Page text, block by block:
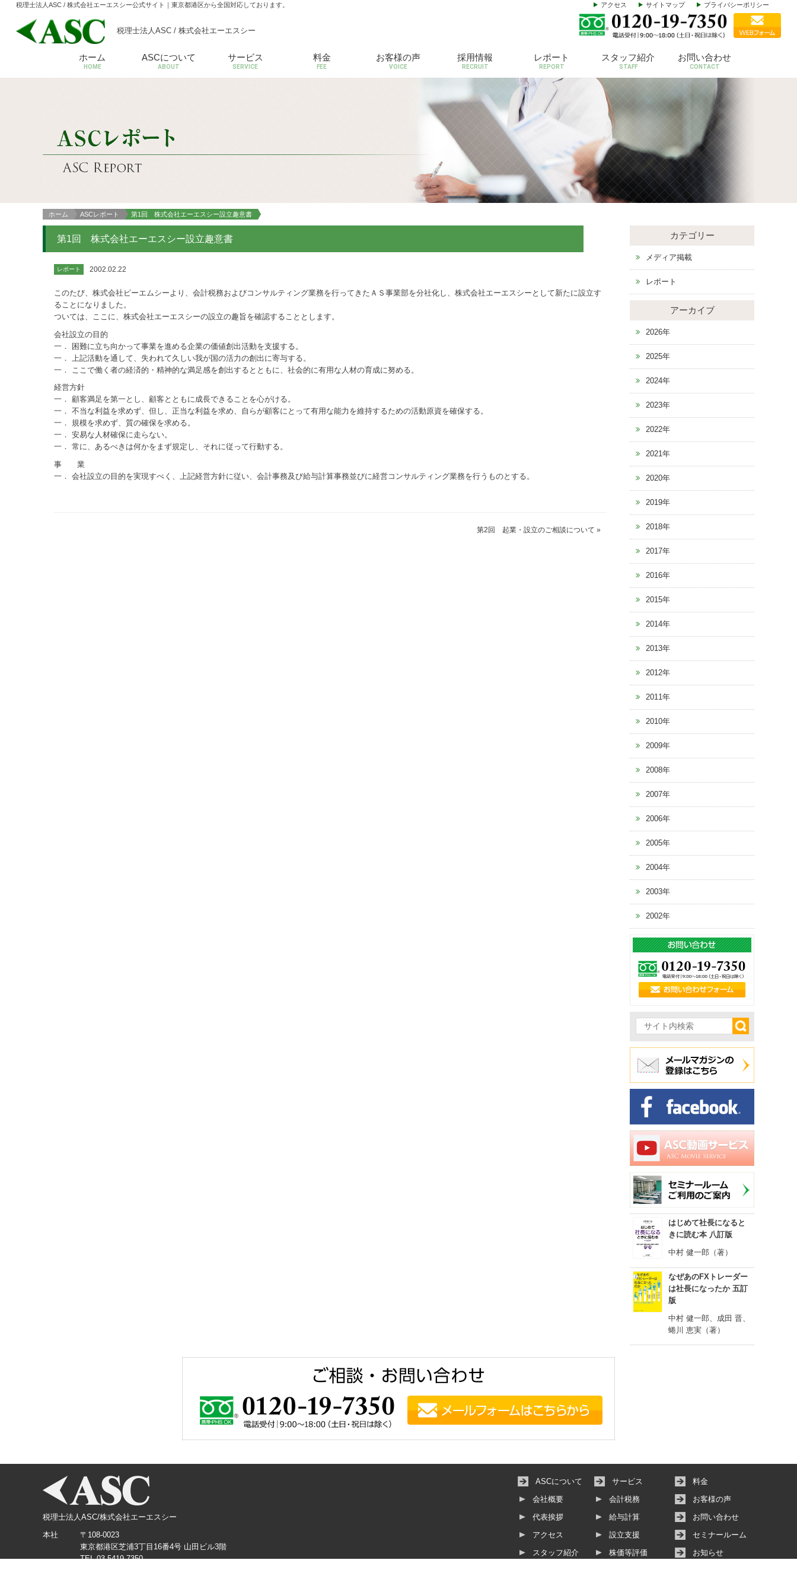
税理士法人ASC / 株式会社エーエスシー公式サイト ｜東京都港区から全国対応しております。 アクセス サイトマップ プライバシーポリシー
税理士法人ASC / 株式会社エーエスシー
ホーム
HOME
ASCについて
ABOUT
サービス
SERVICE
料金
FEE
お客様の声
VOICE
採用情報
RECRUIT
レポート
REPORT
スタッフ紹介
STAFF
お問い合わせ
CONTACT
ホーム ASCレポート 第1回 株式会社エーエスシー設立趣意書
第1回 株式会社エーエスシー設立趣意書
レポート 2002.02.22
このたび、株式会社ビーエムシーより、会計税務およびコンサルティング業務を行ってきたＡＳ事業部を分社化し、株式会社エーエスシーとして新たに設立す
ることになりました。
ついては、ここに、株式会社エーエスシーの設立の趣旨を確認することとします。
会社設立の目的
一． 困難に立ち向かって事業を進める企業の価値創出活動を支援する。
一． 上記活動を通して、失われて久しい我が国の活力の創出に寄与する。
一． ここで働く者の経済的・精神的な満足感を創出するとともに、社会的に有用な人材の育成に努める。
経営方針
一． 顧客満足を第一とし、顧客とともに成長できることを心がける。
一． 不当な利益を求めず、但し、正当な利益を求め、自らが顧客にとって有用な能力を維持するための活動原資を確保する。
一． 規模を求めず、質の確保を求める。
一． 安易な人材確保に走らない。
一． 常に、あるべきは何かをまず規定し、それに従って行動する。
事 業
一． 会社設立の目的を実現すべく、上記経営方針に従い、会計事務及び給与計算事務並びに経営コンサルティング業務を行うものとする。
第2回 起業・設立のご相談について »
カテゴリー
メディア掲載
レポート
アーカイブ
2026年
2025年
2024年
2023年
2022年
2021年
2020年
2019年
2018年
2017年
2016年
2015年
2014年
2013年
2012年
2011年
2010年
2009年
2008年
2007年
2006年
2005年
2004年
2003年
2002年
はじめて社長になると
きに読む本 八訂版
中村 健一郎（著）
なぜあのFXトレーダー
は社長になったか 五訂
版
中村 健一郎、成田 晋、
蜷川 恵実（著）
税理士法人ASC/株式会社エーエスシー
本社
〒108-0023
東京都港区芝浦3丁目16番4号 山田ビル3階
TEL.03-5419-7350
ASCについて
会社概要
代表挨拶
アクセス
スタッフ紹介
サービス
会計税務
給与計算
設立支援
株価等評価
料金
お客様の声
お問い合わせ
セミナールーム
お知らせ